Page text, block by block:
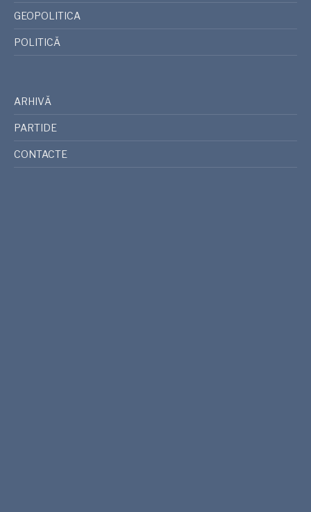
GEOPOLITICA
POLITICĂ
ARHIVĂ
PARTIDE
CONTACTE